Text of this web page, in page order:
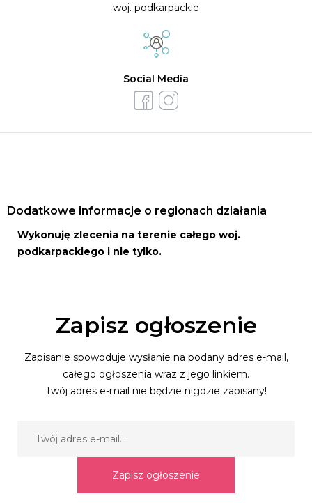
woj. podkarpackie
Social Media
Dodatkowe informacje o regionach działania
Wykonuję zlecenia na terenie całego woj.
podkarpackiego i nie tylko.
Zapisz ogłoszenie
Zapisanie spowoduje wysłanie na podany adres e-mail,
całego ogłoszenia wraz z jego linkiem.
Twój adres e-mail nie będzie nigdzie zapisany!
Zapisz ogłoszenie